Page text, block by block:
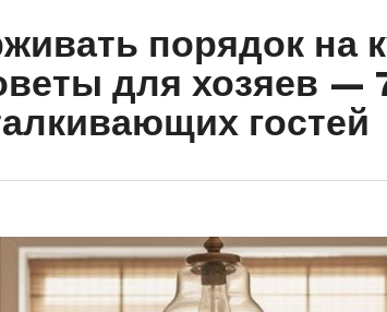
порядок на
для хозяев —
гостей